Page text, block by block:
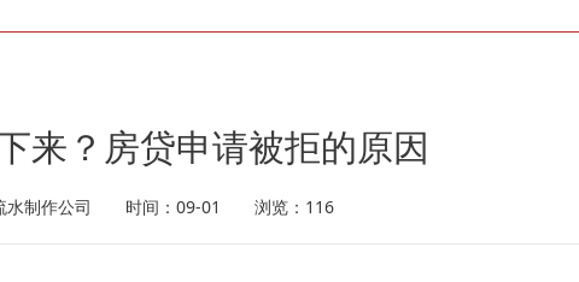
来？房贷申请被拒的原因
流水制作公司 时间：09-01 浏览：116